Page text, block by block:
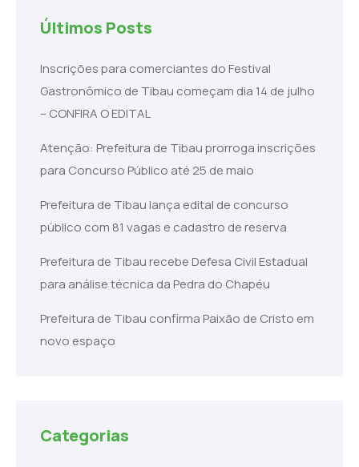
Últimos Posts
Inscrições para comerciantes do Festival
Gastronômico de Tibau começam dia 14 de julho
– CONFIRA O EDITAL
Atenção: Prefeitura de Tibau prorroga inscrições
para Concurso Público até 25 de maio
Prefeitura de Tibau lança edital de concurso
público com 81 vagas e cadastro de reserva
Prefeitura de Tibau recebe Defesa Civil Estadual
para análise técnica da Pedra do Chapéu
Prefeitura de Tibau confirma Paixão de Cristo em
novo espaço
Categorias